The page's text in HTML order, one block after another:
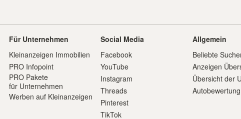
Für Unternehmen
Kleinanzeigen Immobilien
PRO Infopoint
PRO Pakete
für Unternehmen
Werben auf Kleinanzeigen
Social Media
Facebook
YouTube
Instagram
Threads
Pinterest
TikTok
Allgemein
Beliebte
Anzeigen
Übersicht der
Autobewertung